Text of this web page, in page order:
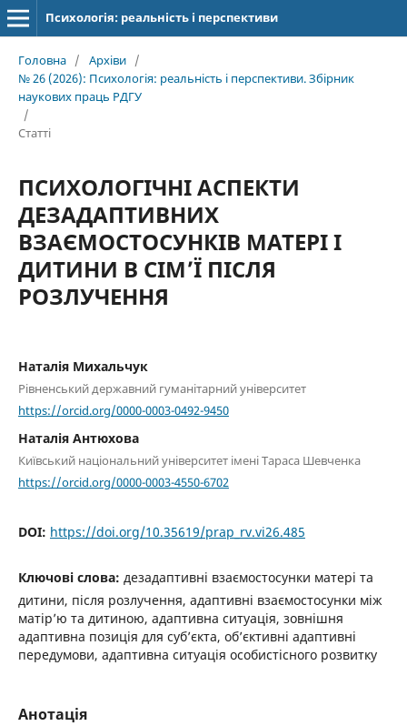
Психологія: реальність і перспективи
Головна / Архіви /
№ 26 (2026): Психологія: реальність і перспективи. Збірник
наукових праць РДГУ
/
Статті
ПСИХОЛОГІЧНІ АСПЕКТИ
ДЕЗАДАПТИВНИХ
ВЗАЄМОСТОСУНКІВ МАТЕРІ І
ДИТИНИ В СІМ’Ї ПІСЛЯ
РОЗЛУЧЕННЯ
Наталія Михальчук
Рівненський державний гуманітарний університет
https://orcid.org/0000-0003-0492-9450
Наталія Антюхова
Київський національний університет імені Тараса Шевченка
https://orcid.org/0000-0003-4550-6702
DOI: https://doi.org/10.35619/prap_rv.vi26.485
Ключові слова: дезадаптивні взаємостосунки матері та
дитини, після розлучення, адаптивні взаємостосунки між
матір’ю та дитиною, адаптивна ситуація, зовнішня
адаптивна позиція для суб’єкта, об’єктивні адаптивні
передумови, адаптивна ситуація особистісного розвитку
Анотація